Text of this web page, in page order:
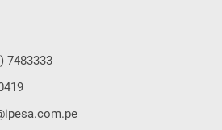
7483333